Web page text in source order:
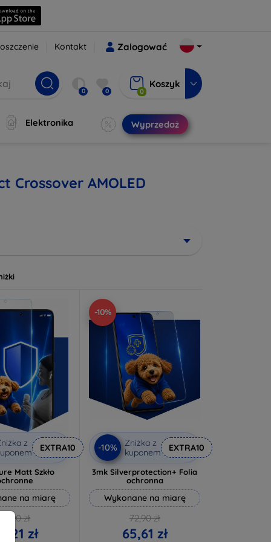
Kontakt Zalogować
0 0 0
Koszyk
Elektronika Wyprzedaż
Crossover AMOLED
z
EXTRA10
Matt Szkło
na miarę
46,90 zł
42,21 zł
-10%
-10%
Zniżka z
kuponem
EXTRA10
3mk Silverprotection+ Folia
ochronna
Wykonane na miarę
72,90 zł
65,61 zł